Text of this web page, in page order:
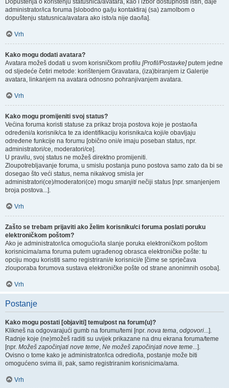
Dopuštenja o korištenju statusnica/avatara, kao i izbor dostupnosti istih, daje
administrator/ica foruma [slobodno ga/ju kontaktiraj (sa) zamolbom o
dopuštenju statusnica/avatara ako isto/a nije dao/la].
Vrh
Kako mogu dodati avatara?
Avatara možeš dodati u svom korisničkom profilu [Profil/Postavke]putem jedne
od sljedeće četiri metode: korištenjem Gravatara, (iza)biranjem iz Galerije
avatara, linkanjem na avatara odnosno pohranjivanjem avatara.
Vrh
Kako mogu promijeniti svoj status?
Većina foruma koristi statuse za prikaz broja postova koje je postao/la
određeni/a korisnik/ca te za identifikaciju korisnika/ca koji/e obavljaju
određene funkcije na forumu [obično oni/e imaju poseban status, npr.
administratori/ce, moderatori/ce].
U pravilu, svoj status ne možeš direktno promijeniti.
Zloupotrebljavanje foruma, u smislu postanja puno postova samo zato da bi se
dosegao što veći status, nema nikakvog smisla jer
administratori(ce)/moderatori(ce) mogu smanjiti nečiji status [npr. smanjenjem
broja postova...].
Vrh
Zašto se trebam prijaviti ako želim korisniku/ci foruma poslati poruku
elektroničkom poštom?
Ako je administrator/ica omogućio/la slanje poruka elektroničkom poštom
korisnicima/ama foruma putem ugrađenog obrasca elektroničke pošte: tu
opciju mogu koristiti samo registrirani/e korisnici/e [čime se sprječava
zlouporaba forumova sustava elektroničke pošte od strane anonimnih osoba].
Vrh
Postanje
Kako mogu postati [objaviti] temu/post na forum(u)?
Klikneš na odgovarajući gumb na forumu/temi [npr. nova tema, odgovori...].
Radnje koje (ne)možeš raditi su uvijek prikazane na dnu ekrana foruma/teme
[npr. Možeš započinjati nove teme, Ne možeš započinjati nove teme...].
Ovisno o tome kako je administrator/ica odredio/la, postanje može biti
omogućeno svima ili, pak, samo registriranim korisnicima/ama.
Vrh